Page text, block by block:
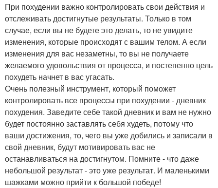
При похудении важно контролировать свои действия и
отслеживать достигнутые результаты. Только в том
случае, если вы не будете это делать, то не увидите
изменения, которые происходят с вашим телом. А если
изменения для вас незаметны, то вы не получаете
желаемого удовольствия от процесса, и постепенно цель
похудеть начнет в вас угасать.
Очень полезный инструмент, который поможет
контролировать все процессы при похудении - дневник
похудения. Заведите себе такой дневник и вам не нужно
будет постоянно заставлять себя худеть, потому что
ваши достижения, то, чего вы уже добились и записали в
свой дневник, будут мотивировать вас не
останавливаться на достигнутом. Помните - что даже
небольшой результат - это уже результат. И маленькими
шажками можно прийти к большой победе!